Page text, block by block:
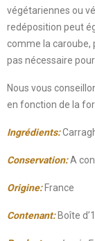
végétariennes ou
redéposition peut
comme la caroube,
pas nécessaire
Nous vous
en fonction de la
Ingrédients:
Conservation:A
Origine:France
Contenant: Boîte